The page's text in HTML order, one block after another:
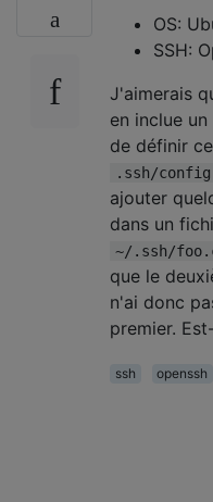
OS:
SSH:
J'aimerais
en inclue
de définir
.ssh/config
ajouter
dans un
~/.ssh/
que le
n'ai donc
premier.
ssh
openssh